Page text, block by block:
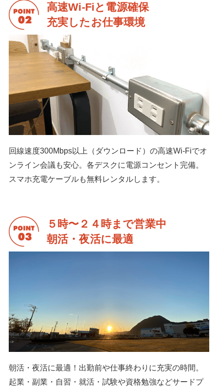
高速Wi-Fiと電源確保
充実したお仕事環境
回線速度300Mbps以上（ダウンロード）の高速Wi-Fiでオ
ンライン会議も安心。各デスクに電源コンセント完備。
スマホ充電ケーブルも無料レンタルします。
５時〜２４時まで営業中
朝活・夜活に最適
朝活・夜活に最適！出勤前や仕事終わりに充実の時間。
起業・副業・自習・就活・試験や資格勉強などサードプ